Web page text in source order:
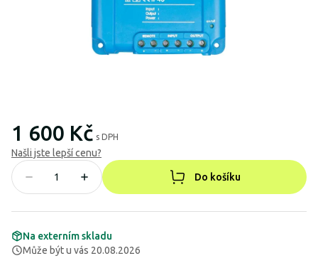
1 600 Kč s DPH
Našli jste lepší cenu?
Do košíku
Na externím skladu
Může být u vás 20.08.2026